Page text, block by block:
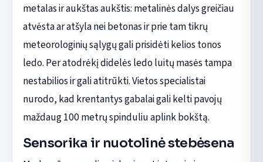
metalas ir aukštas aukštis: metalinės dalys greičiau
atvėsta ar atšyla nei betonas ir prie tam tikrų
meteorologinių sąlygų gali prisidėti kelios tonos
ledo. Per atodrėkį didelės ledo luitų masės tampa
nestabilios ir gali atitrūkti. Vietos specialistai
nurodo, kad krentantys gabalai gali kelti pavojų
maždaug 100 metrų spinduliu aplink bokštą.
Sensorika ir nuotolinė stebėsena